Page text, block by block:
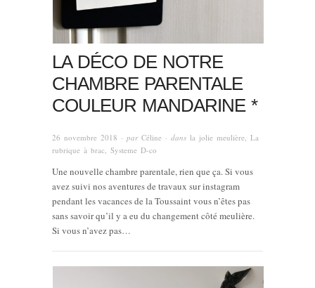
LA DÉCO DE NOTRE
CHAMBRE PARENTALE
COULEUR MANDARINE *
26 novembre 2018 · par Céline · dans la jolie meulière La
rubrique à brac Systeme D-co
Une nouvelle chambre parentale, rien que ça. Si vous
avez suivi nos aventures de travaux sur instagram
pendant les vacances de la Toussaint vous n’êtes pas
sans savoir qu’il y a eu du changement côté meulière.
Si vous n’avez pas…